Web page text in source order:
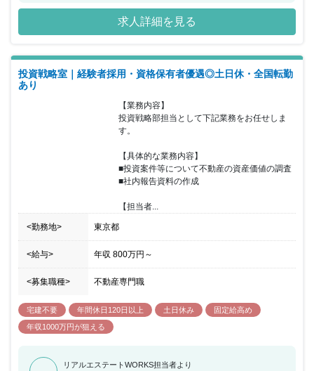
す。数多くのアセットタイプ(レジデンス/オフィス/リテール/物流/ホ
テル等)がございます。インフラ/インダストリー等新分野アセット
にも挑戦出来ます。配属部署はご自身の経験やご希望を踏まえ、決
るフィールドがあります。 《東急不動産リート・マネジメント株式
会社について》 ■2017年4月に、東急不動産ホールディングスグル
ープの資産運用会社の組織再編に伴い『アクティビア・プロパティ
ーズ投資法人』『コンフォリア・レジデンシャル投資法人』『ブロ
ーディア・プライベート投資法人』を運用する資産運用会社として
発足しました。 ■運用資産残高（AUM:取得価格ベース）は1.2兆円
を超え国内有数のリート運用会社へ成長してまいりました。平行し
て組織体制の強化をすることで、安定した運用体制を構築してまい
りました。 ■東急不動産ホールディングスグループが培ってきたノ
ウハウや人材を最大限に活用しながら、不動産マネジメントにおけ
る『プロフェッショナル集団』として、「AUMを業界No.1(質･量で
業界No.1)」・「選ばれる会社No.1」を目標に、クオリティの高い
不動産投資運用サービスを提供し、投資主価値の最大化を図ってい
きます。 《東急不動産キャピタル・マネジメントについて》
■2007年2月に国内外機関投資家向け不動産プライベートファンド
専業のマネジメント会社として発足しました。 ■2022年度のAUM
含めた組織体制の強化を図り、投資家の皆様の信頼に応える質の高
い様々な商品やサービスを提供しております。 ■クオリティの高い
不動産投資サービスの開発・提供を通じた社会の発展への貢献を理
念に掲げ、今後も投資家・事業パートナー・従業員に選ばれる会社
として発展してまいります。 ※東急不動産リート・マネジメント株
キャピタル・マネジメント株式会社へ配属（出向） 同社への勤務を
求人詳細を見る
投資戦略室｜経験者採用・資格保有者優遇◎土日休・全国転勤
あり
【業務内容】
投資戦略部担当として下記業務をお任せしま
す。
【具体的な業務内容】
■投資案件等について不動産の資産価値の調査
■社内報告資料の作成
【担当者...
<勤務地> 東京都
<給与> 年収 800万円 ～
<募集職種> 不動産専門職
宅建不要 年間休日120日以上 土日休み
固定給高め
年収1000万円が狙える
リアルエステートWORKS担当者より